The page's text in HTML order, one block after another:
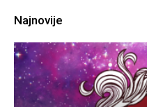
Najnovije